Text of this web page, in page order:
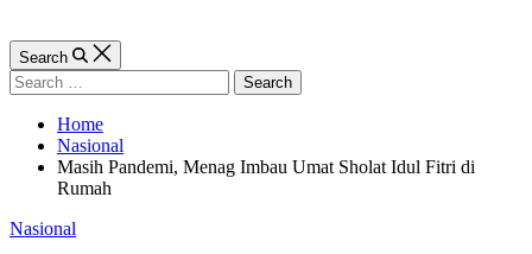
Search
Search
for:
Home
Nasional
Masih Pandemi, Menag Imbau Umat Sholat Idul Fitri di
Rumah
Categories
Nasional